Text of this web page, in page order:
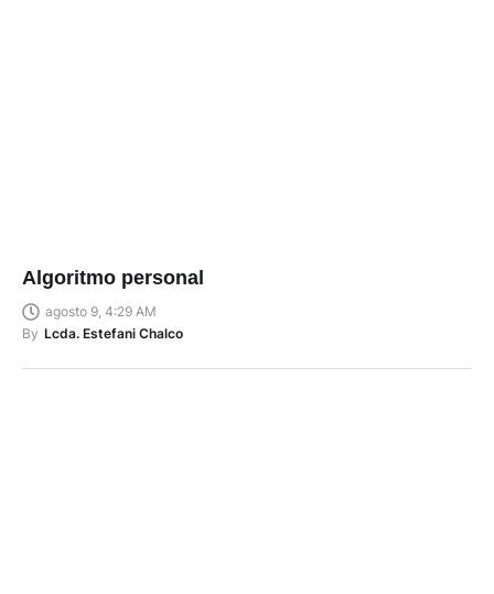
Algoritmo personal
agosto 9, 4:29 AM
By Lcda. Estefani Chalco